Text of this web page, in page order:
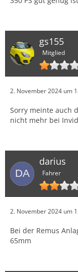
gs155
Mitglied
2. November 2024 um
Sorry meinte auch
nicht mehr bei
darius
Fahrer
2. November 2024 um
Bei der Remus
65mm